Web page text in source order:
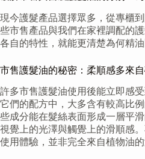
現今護髮產品選擇眾多，從專櫃
些市售產品與我們在家裡調配的
各自的特性，就能更清楚為何精油
市售護髮油的秘密：柔順感多來
許多市售護髮油使用後能立即感
它們的配方中，大多含有較高比
些成分能在髮絲表面形成一層平
視覺上的光澤與觸覺上的滑順感
使用體驗，並非完全來自植物油的